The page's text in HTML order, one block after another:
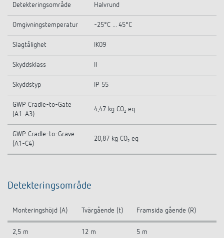
Detekteringsområde Halvrund
Omgivningstemperatur -25°C ... 45°C
Slagtålighet IK09
Skyddsklass
Skyddstyp IP 55
GWP Cradle-to-Gate
(A1-A3)
4,47 kg CO₂ eq
GWP Cradle-to-Grave
(A1-C4)
20,87 kg CO₂ eq
Detekteringsområde
Monteringshöjd (A) Tvärgående (t) Framsida gående (R)
2,5 m 12 m 5 m